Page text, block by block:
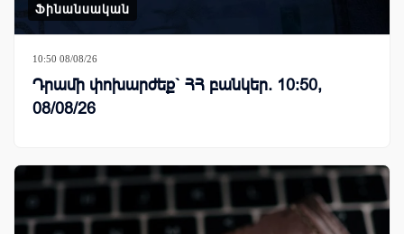
Ֆինանսական
10:50 08/08/26
Դրամի փոխարժեք` ՀՀ բանկեր. 10:50,
08/08/26